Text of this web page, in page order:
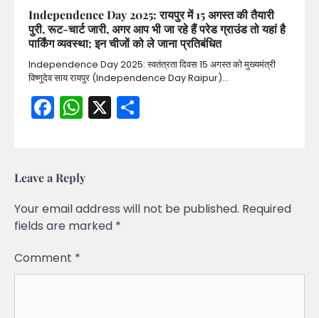
Independence Day 2025: रायपुर में 15 अगस्त की तैयारी
पुरी, रूट-चार्ट जारी, अगर आप भी जा रहे हैं परेड ग्राउंड तो यहां है
पार्किंग व्यवस्था; इन चीजों को ले जाना प्रतिबंधित
Independence Day 2025: स्वतंत्रता दिवस 15 अगस्त को मुख्यमंत्री
विष्णुदेव साय रायपुर (Independence Day Raipur)…
Facebook
WhatsApp
X
Leave a Reply
Your email address will not be published. Required
fields are marked *
Comment *